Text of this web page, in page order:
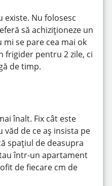
existe. Nu folosesc
să achiziționeze un
se pare cea mai ok
frigider pentru 2 zile, ci
de timp.
înalt. Fix cât este
văd de ce aș insista pe
spațiul de deasupra
într-un apartament
de fiecare cm de